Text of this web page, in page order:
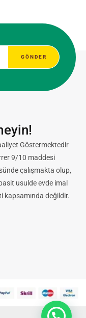
Göstermektedir
9/10 maddesi
çalışmakta olup,
usulde evde imal
kapsamında değildir.